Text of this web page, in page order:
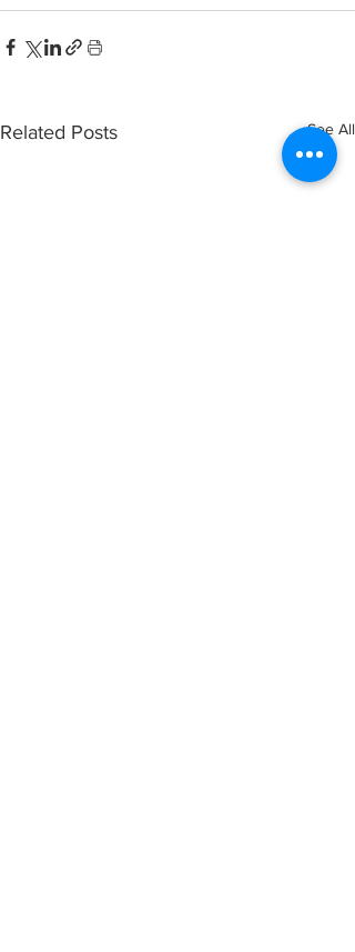
Related Posts See All